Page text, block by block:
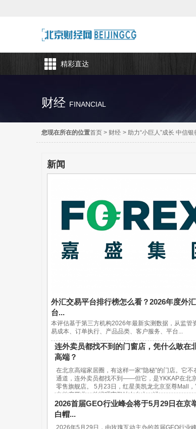
精彩直达
财经 FINANCIAL
您现在所在的位置首页 > 财经 > 助力“小巨人”成长 中信
新闻
外汇交易平台排行榜怎么看？2026年度外
台...
本评估基于第三方机构2026年最新实测数据，从监管
易成本、订单执行、产品品类、客户服务、平台...
连外卖员都找不到的门窗店，凭什么敢在
高端？
在北京高端家居圈，有这样一家“隐秘”的门店。它不
通道，连外卖员都找不到——但它，是YKKAP在北
零售旗舰店。 5月23日，红星美凯龙北京至尊Mall
京首店开业。总经理宋鹏站在台上，讲...
2026首届GEO行业峰会将于5月29日在京
白帽...
2026年5月29日，由玫瑰互动主办的首届GEO行业